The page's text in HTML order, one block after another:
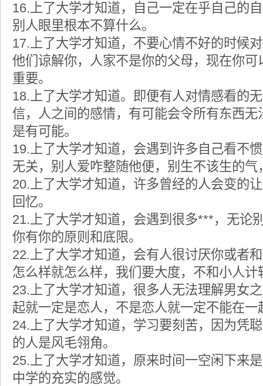
16.上了大学才知道，自己一定在乎自己的
别人眼里根本不算什么。
17.上了大学才知道，不要心情不好的时候
他们谅解你，人家不是你的父母，现在你
重要。
18.上了大学才知道。即便有人对情感看的
信，人之间的感情，有可能会令所有东西
是有可能。
19.上了大学才知道，会遇到许多自己看不
无关，别人爱咋整随他便，别生不该生的气
20.上了大学才知道，许多曾经的人会变的
回忆。
21.上了大学才知道，会遇到很多***，无论
你有你的原则和底限。
22.上了大学才知道，会有人很讨厌你或者
怎么样就怎么样，我们要大度，不和小人
23.上了大学才知道，很多人无法理解男女
起就一定是恋人，不是恋人就一定不能在一
24.上了大学才知道，学习要刻苦，因为凭
的人是风毛翎角。
25.上了大学才知道，原来时间一空闲下来
中学的充实的感觉。